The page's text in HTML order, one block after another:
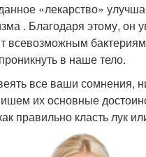
«лекарство»
. Благодаря этому, он
всевозможным
в наше тело.
все ваши сомнения,
их основные
правильно класть лук